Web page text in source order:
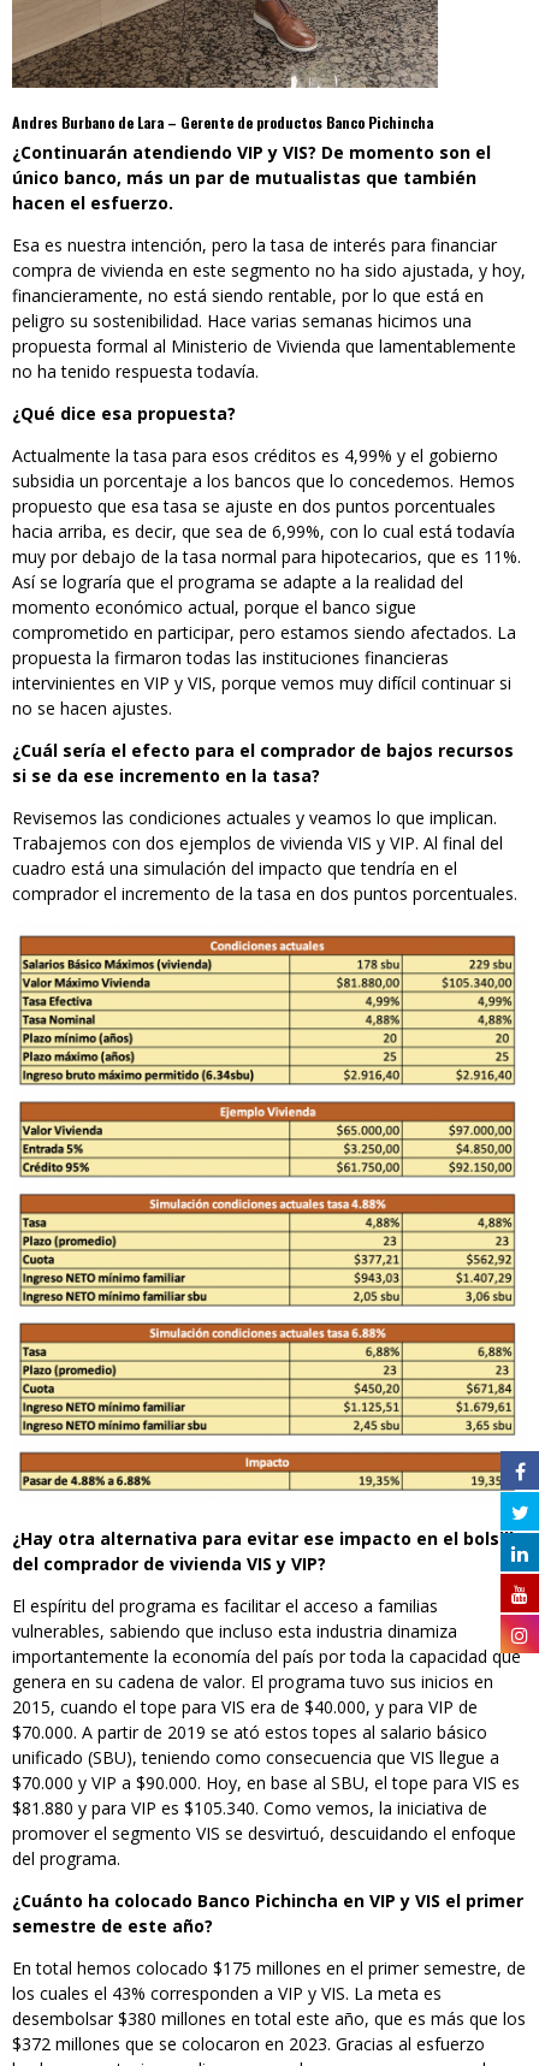
Andres Burbano de Lara – Gerente de productos Banco Pichincha
¿Continuarán atendiendo VIP y VIS? De momento son el
único banco, más un par de mutualistas que también
hacen el esfuerzo.
Esa es nuestra intención, pero la tasa de interés para financiar
compra de vivienda en este segmento no ha sido ajustada, y hoy,
financieramente, no está siendo rentable, por lo que está en
peligro su sostenibilidad. Hace varias semanas hicimos una
propuesta formal al Ministerio de Vivienda que lamentablemente
no ha tenido respuesta todavía.
¿Qué dice esa propuesta?
Actualmente la tasa para esos créditos es 4,99% y el gobierno
subsidia un porcentaje a los bancos que lo concedemos. Hemos
propuesto que esa tasa se ajuste en dos puntos porcentuales
hacia arriba, es decir, que sea de 6,99%, con lo cual está todavía
muy por debajo de la tasa normal para hipotecarios, que es 11%.
Así se lograría que el programa se adapte a la realidad del
momento económico actual, porque el banco sigue
comprometido en participar, pero estamos siendo afectados. La
propuesta la firmaron todas las instituciones financieras
intervinientes en VIP y VIS, porque vemos muy difícil continuar si
no se hacen ajustes.
¿Cuál sería el efecto para el comprador de bajos recursos
si se da ese incremento en la tasa?
Revisemos las condiciones actuales y veamos lo que implican.
Trabajemos con dos ejemplos de vivienda VIS y VIP. Al final del
cuadro está una simulación del impacto que tendría en el
comprador el incremento de la tasa en dos puntos porcentuales.
¿Hay otra alternativa para evitar ese impacto en el bolsillo
del comprador de vivienda VIS y VIP?
El espíritu del programa es facilitar el acceso a familias
vulnerables, sabiendo que incluso esta industria dinamiza
importantemente la economía del país por toda la capacidad que
genera en su cadena de valor. El programa tuvo sus inicios en
2015, cuando el tope para VIS era de $40.000, y para VIP de
$70.000. A partir de 2019 se ató estos topes al salario básico
unificado (SBU), teniendo como consecuencia que VIS llegue a
$70.000 y VIP a $90.000. Hoy, en base al SBU, el tope para VIS es
$81.880 y para VIP es $105.340. Como vemos, la iniciativa de
promover el segmento VIS se desvirtuó, descuidando el enfoque
del programa.
¿Cuánto ha colocado Banco Pichincha en VIP y VIS el primer
semestre de este año?
En total hemos colocado $175 millones en el primer semestre, de
los cuales el 43% corresponden a VIP y VIS. La meta es
desembolsar $380 millones en total este año, que es más que los
$372 millones que se colocaron en 2023. Gracias al esfuerzo